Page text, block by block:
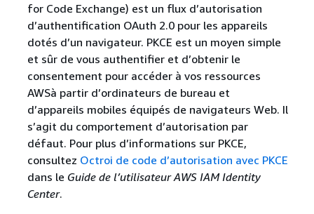
for Code Exchange) est un flux d’autorisation
d’authentification OAuth 2.0 pour les appareils
dotés d’un navigateur. PKCE est un moyen simple
et sûr de vous authentifier et d’obtenir le
consentement pour accéder à vos ressources
AWSà partir d’ordinateurs de bureau et
d’appareils mobiles équipés de navigateurs Web. Il
s’agit du comportement d’autorisation par
défaut. Pour plus d’informations sur PKCE,
consultez Octroi de code d’autorisation avec PKCE
dans le Guide de l’utilisateur AWS IAM Identity
Center.